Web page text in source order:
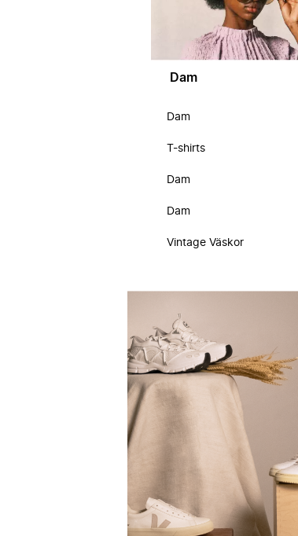
Dam
Dam
T-shirts
Dam
Dam
Vintage Väskor